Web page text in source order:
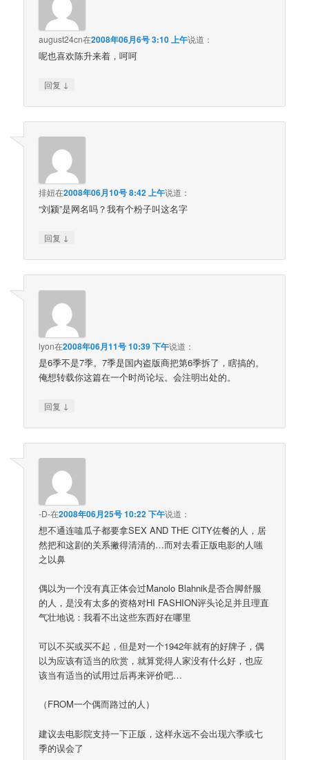
august24cn在2008年06月6号 3:10 上午说道：
呢也喜欢陈升来着，呵呵
回复 ↓
排妞在2008年06月10号 8:42 上午说道：
“刘颍”是网名吗？我有个粉子叫这名字
回复 ↓
lyon在2008年06月11号 10:39 下午说道：
是6季不是7季。7季是国内盗版商把第6季拆了，瞎搞的。
俺想转载你这篇在一个时尚论坛。会注明出处的。
回复 ↓
-D-在2008年06月25号 10:22 下午说道：
想不通连嗑瓜子都要拿SEX AND THE CITY佐餐的人，居
然把和这剧的关系撇得清清的…而对去看正版电影的人嗤
之以鼻
偶以为一个没有真正体会过Manolo Blahnik是否合脚舒服
的人，是没有太多的资格对HI FASHION评头论足并且理直
气壮地说：我看不出这些东西好在哪里
可以不买或买不起，但是对一个1942年就有的好牌子，偶
以为应该有适当的欣赏，就算觉得人家没有什么好，也应
该当有适当的试用过后再来评价吧…
（FROM一个偶而路过的人）
建议去电影院支持一下正版，这样永远不会出现六季或七
季的误会了